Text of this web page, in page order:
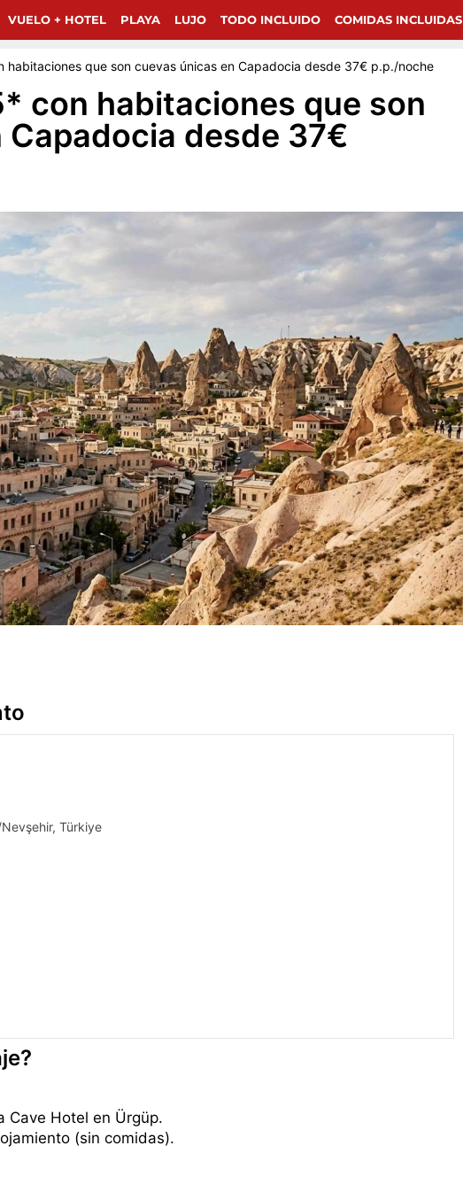
VUELO + HOTEL PLAYA LUJO TODO INCLUIDO COMIDAS INCLUIDAS
habitaciones que son cuevas únicas en Capadocia desde 37€ p.p./noche
con habitaciones que son
desde 37€
Türkiye
Cave Hotel en Ürgüp.
(sin comidas).
más chollos de viajes en Google.